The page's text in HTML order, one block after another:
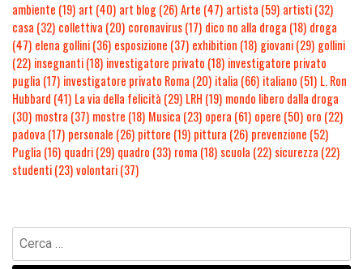
ambiente (19) art (40) art blog(26)Arte (47) artista (59) artisti(32)
casa (32) collettiva (20) coronavirus(17) dico no alla droga (18) droga
(47) elena gollini(36) esposizione (37) exhibition (18) giovani(29) gollini
(22) insegnanti(18) investigatore privato (18) investigatore privato
puglia (17) investigatore privato Roma (20) italia (66) italiano (51) L. Ron
Hubbard (41) La via della felicità (29) LRH (19) mondo libero dalla droga
(30) mostra (37) mostre (18) Musica (23) opera (61) opere (50) oro (22)
padova (17) personale (26) pittore (19) pittura (26) prevenzione (52)
Puglia (16) quadri(29) quadro (33) roma (18) scuola (22) sicurezza (22)
studenti(23)volontari(37)